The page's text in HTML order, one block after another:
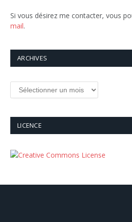
Si vous désirez me contacter, vous
mail.
ARCHIVES
Archives
LICENCE